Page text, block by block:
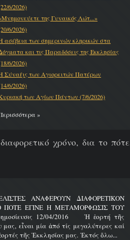
6/2026)
της Γυναικός Λώτ...»
6/2026)
ασέβεια των σημερινών κληρικών στα
και τις Παραδόσεις της Εκκλησίας
6/2026)
Σύναξις των Αγιορειτών Πατέρων
6/2026)
των Αγίων Πάντων (7/6/2026)
»
χρόνο, δια το πότε
ΑΝΑΦΕΡΟΥΝ ΔΙΑΦΟΡΕΤΙΚΟΝ
ΕΓΙΝΕ Η ΜΕΤΑΜΟΡΦΩΣΙΣ ΤΟΥ
12/04/2016 Ἡ ἑορτή τῆς
εἶναι μία ἀπό τίς μεγαλύτερες καί
τῆς Ἐκκλησίας μας. Ἐκτός ὅλω...